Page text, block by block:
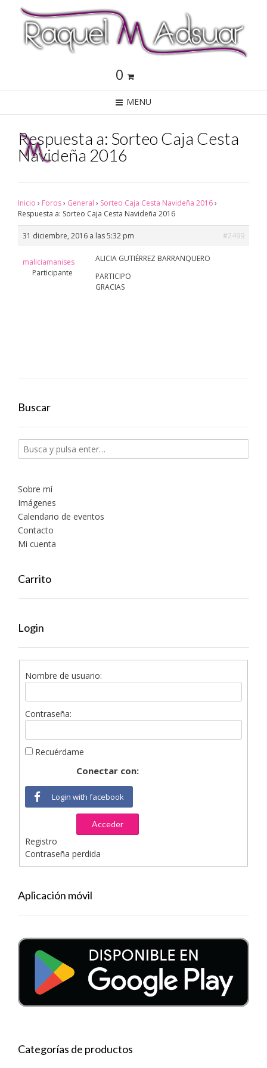
0
MENU
Respuesta a: Sorteo Caja Cesta
Navideña 2016
Inicio › Foros› General › Sorteo Caja Cesta Navideña 2016›
Respuesta a: Sorteo Caja Cesta Navideña 2016
31 diciembre, 2016 a las 5:32 pm #2499
maliciamanises
Participante
ALICIA GUTIÉRREZ BARRANQUERO
PARTICIPO
GRACIAS
Buscar
Sobre mí
Imágenes
Calendario de eventos
Contacto
Mi cuenta
Carrito
Login
Nombre de usuario:
Contraseña:
Recuérdame
Conectar con:
Login with facebook
Acceder
Registro
Contraseña perdida
Aplicación móvil
Categorías de productos